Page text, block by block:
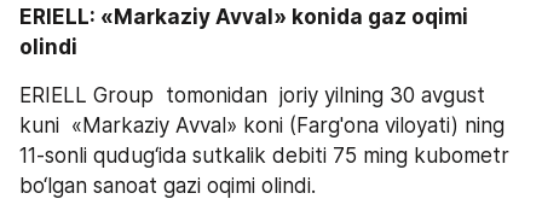
ERIELL: «Markaziy Avval» konida gaz oqimi
olindi
ERIELL Group  tomonidan  joriy yilning 30 avgust
kuni  «Markaziy Avval» koni (Farg'ona viloyati) ning
11-sonli qudug‘ida sutkalik debiti 75 ming kubometr
bo‘lgan sanoat gazi oqimi olindi.